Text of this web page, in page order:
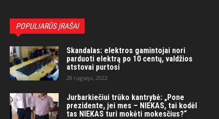
POPULIARŪS ĮRAŠAI
Skandalas: elektros gamintojai nori
parduoti elektrą po 10 centų, valdžios
atstovai purtosi
28 rugsėjo, 2022
Jurbarkiečiui trūko kantrybė: „Pone
prezidente, jei mes – NIEKAS, tai kodėl
tas NIEKAS turi mokėti mokesčius?“